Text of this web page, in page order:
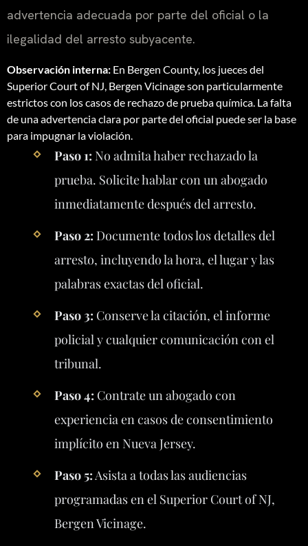
advertencia adecuada por parte del oficial o la
ilegalidad del arresto subyacente.
Observación interna: En Bergen County, los jueces del
Superior Court of NJ, Bergen Vicinage son particularmente
estrictos con los casos de rechazo de prueba química. La falta
de una advertencia clara por parte del oficial puede ser la base
para impugnar la violación.
Paso 1: No admita haber rechazado la
prueba. Solicite hablar con un abogado
inmediatamente después del arresto.
Paso 2: Documente todos los detalles del
arresto, incluyendo la hora, el lugar y las
palabras exactas del oficial.
Paso 3: Conserve la citación, el informe
policial y cualquier comunicación con el
tribunal.
Paso 4: Contrate un abogado con
experiencia en casos de consentimiento
implícito en Nueva Jersey.
Paso 5:Asista a todas las audiencias
programadas en el Superior Court of NJ,
Bergen Vicinage.